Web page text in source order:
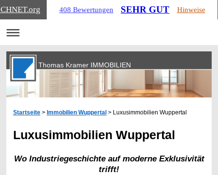
.org 408 Bewertungen SEHR GUT Hinweise
Thomas Kramer IMMOBILIEN
Startseite> Immobilien Wuppertal > Luxusimmobilien Wuppertal
Luxusimmobilien Wuppertal
Wo Industriegeschichte auf moderne Exklusivität
trifft!